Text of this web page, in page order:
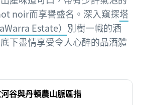
noir而享譽盛名。深入窺探塔
Estate） 別樹一幟的酒
下盡情享受令人心醉的品酒體
谷與丹頓農山脈區指